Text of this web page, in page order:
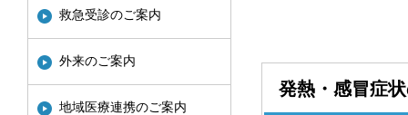
発熱・感冒症
救急受診のご案内
外来のご案内
地域医療連携のご案内